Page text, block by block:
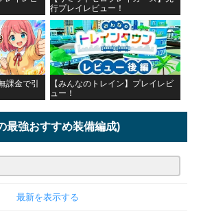
行プレイレビュー！
課金で引
【みんなのトレイン】プレイレビ
ュー！
最強おすすめ装備編成)
最新を表示する